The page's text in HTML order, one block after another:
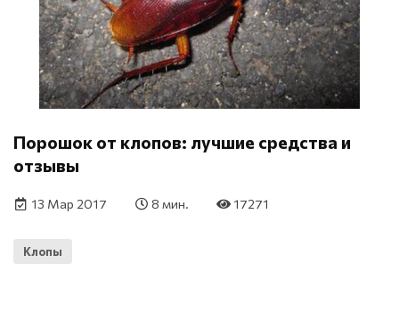
Порошок от клопов: лучшие средства и
отзывы
13 Мар 2017 8 мин. 17271
Клопы